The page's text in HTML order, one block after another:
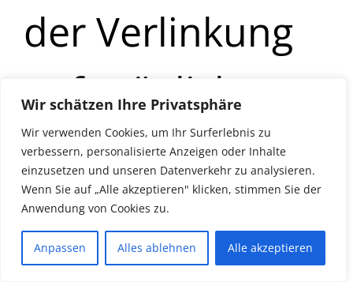
Wir schätzen Ihre Privatsphäre
Wir verwenden Cookies, um Ihr Surferlebnis zu
verbessern, personalisierte Anzeigen oder Inhalte
einzusetzen und unseren Datenverkehr zu analysieren.
Wenn Sie auf „Alle akzeptieren" klicken, stimmen Sie der
Anwendung von Cookies zu.
Anpassen Alles ablehnen Alle akzeptieren
der Verlinkung
auf mögliche
Rechtsverstöße
überprüft.
Rechtswidrige